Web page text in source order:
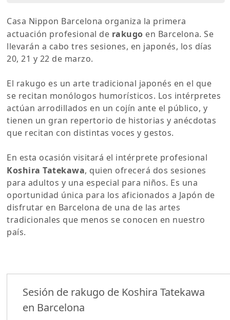
Casa Nippon Barcelona organiza la primera
actuación profesional de rakugo en Barcelona. Se
llevarán a cabo tres sesiones, en japonés, los días
20, 21 y 22 de marzo.
El rakugo es un arte tradicional japonés en el que
se recitan monólogos humorísticos. Los intérpretes
actúan arrodillados en un cojín ante el público, y
tienen un gran repertorio de historias y anécdotas
que recitan con distintas voces y gestos.
En esta ocasión visitará el intérprete profesional
Koshira Tatekawa, quien ofrecerá dos sesiones
para adultos y una especial para niños. Es una
oportunidad única para los aficionados a Japón de
disfrutar en Barcelona de una de las artes
tradicionales que menos se conocen en nuestro
país.
Sesión de rakugo de Koshira Tatekawa
en Barcelona